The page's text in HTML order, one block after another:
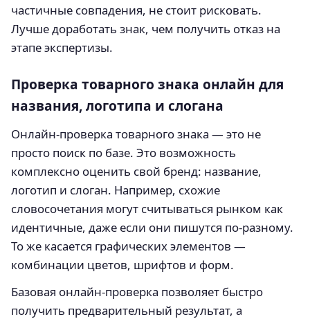
частичные совпадения, не стоит рисковать.
Лучше доработать знак, чем получить отказ на
этапе экспертизы.
Проверка товарного знака онлайн для
названия, логотипа и слогана
Онлайн-проверка товарного знака — это не
просто поиск по базе. Это возможность
комплексно оценить свой бренд: название,
логотип и слоган. Например, схожие
словосочетания могут считываться рынком как
идентичные, даже если они пишутся по-разному.
То же касается графических элементов —
комбинации цветов, шрифтов и форм.
Базовая онлайн-проверка позволяет быстро
получить предварительный результат, а